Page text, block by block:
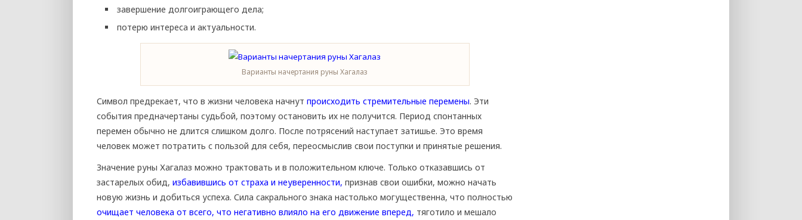
завершение долгоиграющего дела;
потерю интереса и актуальности.
Варианты начертания руны Хагалаз
Символ предрекает, что в жизни человека начнут происходить стремительные перемены. Эти
события предначертаны судьбой, поэтому остановить их не получится. Период спонтанных
перемен обычно не длится слишком долго. После потрясений наступает затишье. Это время
человек может потратить с пользой для себя, переосмыслив свои поступки и принятые решения.
Значение руны Хагалаз можно трактовать и в положительном ключе. Только отказавшись от
застарелых обид, избавившись от страха и неуверенности, признав свои ошибки, можно начать
новую жизнь и добиться успеха. Сила сакрального знака настолько могущественна, что полностью
очищает человека от всего, что негативно влияло на его движение вперед, тяготило и мешало